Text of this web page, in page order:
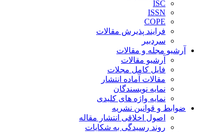
ISC
ISSN
COPE
فرایند پذیرش مقالات
سردبیر
آرشیو مجله و مقالات
آرشیو مقالات
فایل کامل مجلات
مقالات آماده انتشار
نمایه نویسندگان
نمایه واژه های کلیدی
ضوابط و قوانین نشریه
اصول اخلاقی انتشار مقاله
روند رسیدگی به شکایات